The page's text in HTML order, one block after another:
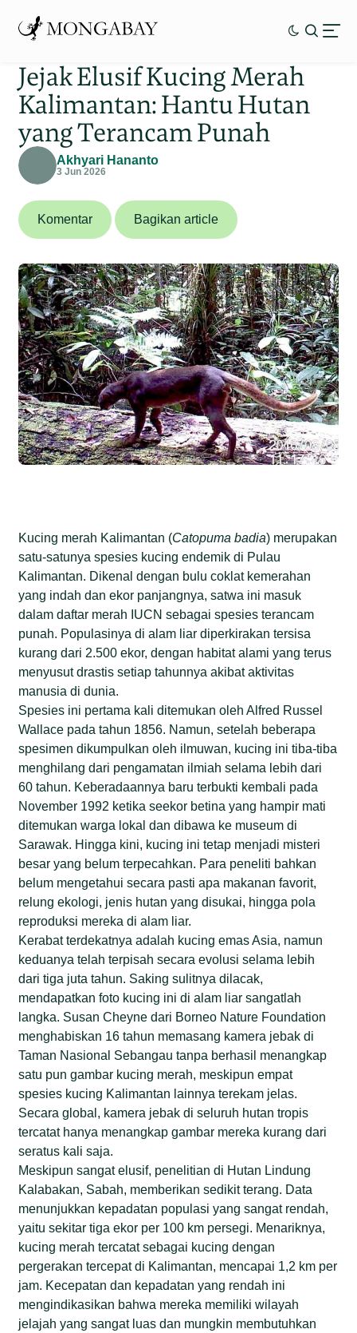
Jejak Elusif Kucing Merah
Kalimantan: Hantu Hutan
yang Terancam Punah
Akhyari Hananto
3 Jun 2026
Komentar Bagikan article
Kucing merah Kalimantan (Catopuma badia) merupakan
satu-satunya spesies kucing endemik di Pulau
Kalimantan. Dikenal dengan bulu coklat kemerahan
yang indah dan ekor panjangnya, satwa ini masuk
dalam daftar merah IUCN sebagai spesies terancam
punah. Populasinya di alam liar diperkirakan tersisa
kurang dari 2.500 ekor, dengan habitat alami yang terus
menyusut drastis setiap tahunnya akibat aktivitas
manusia di dunia.
Spesies ini pertama kali ditemukan oleh Alfred Russel
Wallace pada tahun 1856. Namun, setelah beberapa
spesimen dikumpulkan oleh ilmuwan, kucing ini tiba-tiba
menghilang dari pengamatan ilmiah selama lebih dari
60 tahun. Keberadaannya baru terbukti kembali pada
November 1992 ketika seekor betina yang hampir mati
ditemukan warga lokal dan dibawa ke museum di
Sarawak. Hingga kini, kucing ini tetap menjadi misteri
besar yang belum terpecahkan. Para peneliti bahkan
belum mengetahui secara pasti apa makanan favorit,
relung ekologi, jenis hutan yang disukai, hingga pola
reproduksi mereka di alam liar.
Kerabat terdekatnya adalah kucing emas Asia, namun
keduanya telah terpisah secara evolusi selama lebih
dari tiga juta tahun. Saking sulitnya dilacak,
mendapatkan foto kucing ini di alam liar sangatlah
langka. Susan Cheyne dari Borneo Nature Foundation
menghabiskan 16 tahun memasang kamera jebak di
Taman Nasional Sebangau tanpa berhasil menangkap
satu pun gambar kucing merah, meskipun empat
spesies kucing Kalimantan lainnya terekam jelas.
Secara global, kamera jebak di seluruh hutan tropis
tercatat hanya menangkap gambar mereka kurang dari
seratus kali saja.
Meskipun sangat elusif, penelitian di Hutan Lindung
Kalabakan, Sabah, memberikan sedikit terang. Data
menunjukkan kepadatan populasi yang sangat rendah,
yaitu sekitar tiga ekor per 100 km persegi. Menariknya,
kucing merah tercatat sebagai kucing dengan
pergerakan tercepat di Kalimantan, mencapai 1,2 km per
jam. Kecepatan dan kepadatan yang rendah ini
mengindikasikan bahwa mereka memiliki wilayah
jelajah yang sangat luas dan mungkin membutuhkan